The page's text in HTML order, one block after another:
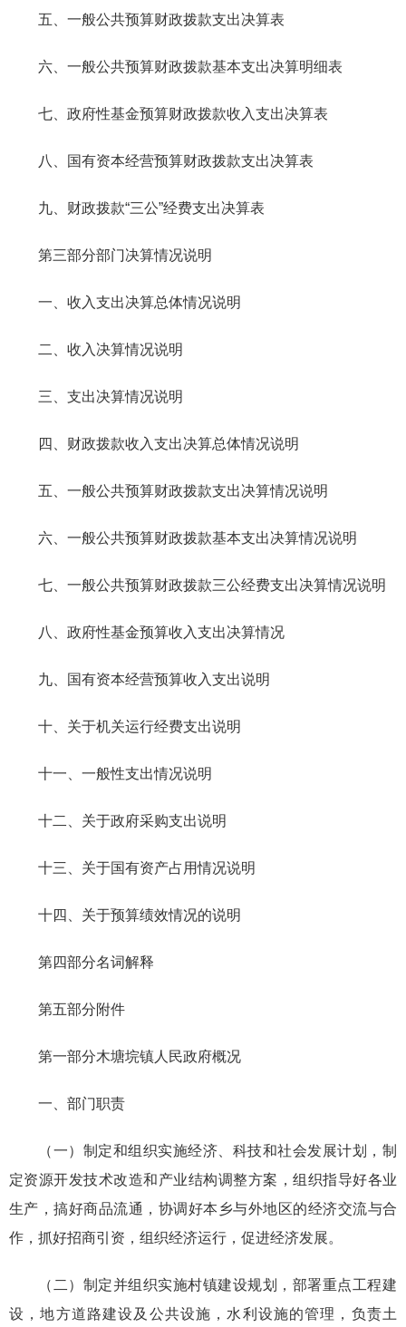
五、一般公共预算财政拨款支出决算表
六、一般公共预算财政拨款基本支出决算明细表
七、政府性基金预算财政拨款收入支出决算表
八、国有资本经营预算财政拨款支出决算表
九、财政拨款“三公”经费支出决算表
第三部分部门决算情况说明
一、收入支出决算总体情况说明
二、收入决算情况说明
三、支出决算情况说明
四、财政拨款收入支出决算总体情况说明
五、一般公共预算财政拨款支出决算情况说明
六、一般公共预算财政拨款基本支出决算情况说明
七、一般公共预算财政拨款三公经费支出决算情况说明
八、政府性基金预算收入支出决算情况
九、国有资本经营预算收入支出说明
十、关于机关运行经费支出说明
十一、一般性支出情况说明
十二、关于政府采购支出说明
十三、关于国有资产占用情况说明
十四、关于预算绩效情况的说明
第四部分名词解释
第五部分附件
第一部分木塘垸镇人民政府概况
一、部门职责
（一）制定和组织实施经济、科技和社会发展计划，制
定资源开发技术改造和产业结构调整方案，组织指导好各业
生产，搞好商品流通，协调好本乡与外地区的经济交流与合
作，抓好招商引资，组织经济运行，促进经济发展。
（二）制定并组织实施村镇建设规划，部署重点工程建
设，地方道路建设及公共设施，水利设施的管理，负责土